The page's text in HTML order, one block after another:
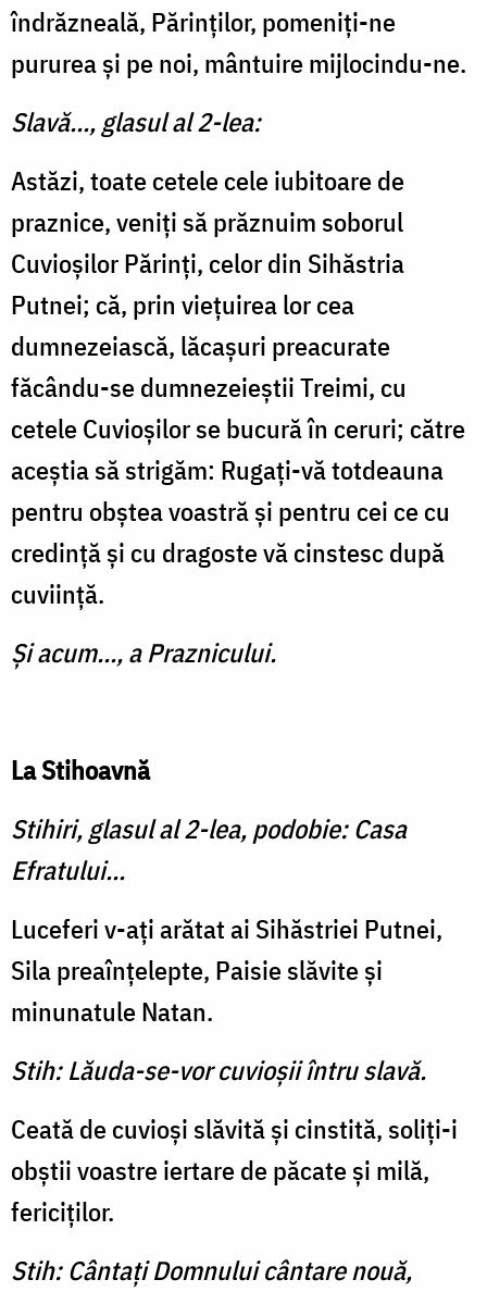
îndrăzneală, Părinţilor, pomeniţi-ne
pururea şi pe noi, mântuire mijlocindu-ne.
Slavă..., glasul al 2-lea:
Astăzi, toate cetele cele iubitoare de
praznice, veniți să prăznuim soborul
Cuvioșilor Părinți, celor din Sihăstria
Putnei; că, prin vieţuirea lor cea
dumnezeiască, lăcașuri preacurate
făcându-se dumnezeieștii Treimi, cu
cetele Cuvioșilor se bucură în ceruri; către
aceştia să strigăm: Rugați-vă totdeauna
pentru obștea voastră și pentru cei ce cu
credință și cu dragoste vă cinstesc după
cuviinţă.
Și acum..., a Praznicului.
La Stihoavnă
Stihiri, glasul al 2-lea, podobie: Casa
Efratului...
Luceferi v-aţi arătat ai Sihăstriei Putnei,
Sila preaînțelepte, Paisie slăvite și
minunatule Natan.
Stih: Lăuda-se-vor cuvioşii întru slavă.
Ceată de cuvioşi slăvită şi cinstită, soliţi-i
obştii voastre iertare de păcate şi milă,
fericiţilor.
Stih: Cântaţi Domnului cântare nouă,